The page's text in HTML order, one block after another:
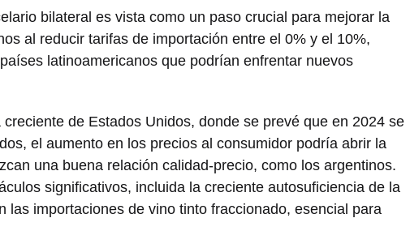
bilateral es vista como un paso crucial para mejorar la
al reducir tarifas de importación entre el 0% y el 10%,
latinoamericanos que podrían enfrentar nuevos
de Estados Unidos, donde se prevé que en 2024 se
el aumento en los precios al consumidor podría abrir la
una buena relación calidad-precio, como los argentinos.
significativos, incluida la creciente autosuficiencia de la
las importaciones de vino tinto fraccionado, esencial para